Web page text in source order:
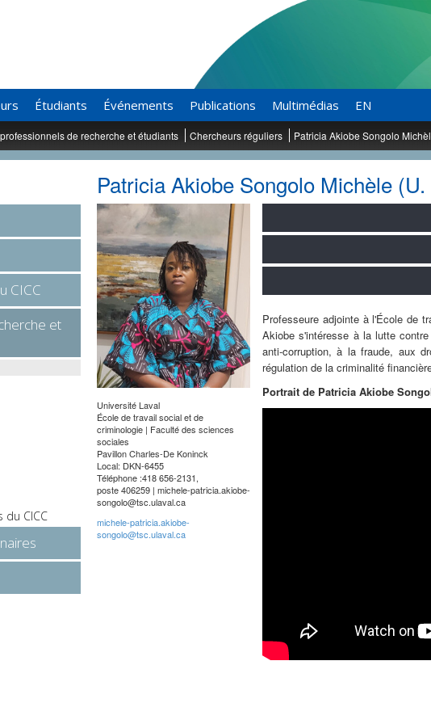
Étudiants Événements Publications Multimédias EN
de recherche et étudiants Chercheurs réguliers Patricia Akiobe Songolo
Patricia Akiobe Songolo Michèle (U.
Université Laval
École de travail social et de
criminologie | Faculté des sciences
sociales
Pavillon Charles-De Koninck
Local: DKN-6455
Téléphone :418 656-2131,
poste 406259 | michele-patricia.akiobe-
songolo@tsc.ulaval.ca
michele-patricia.akiobe-
songolo@tsc.ulaval.ca
Professeure adjointe à l'École de
Akiobe s'intéresse à la lutte
anti-corruption, à la fraude, aux
régulation de la criminalité
Portrait de Patricia Akiobe
CICC
et
CICC